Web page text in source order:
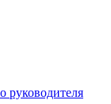
руководителя